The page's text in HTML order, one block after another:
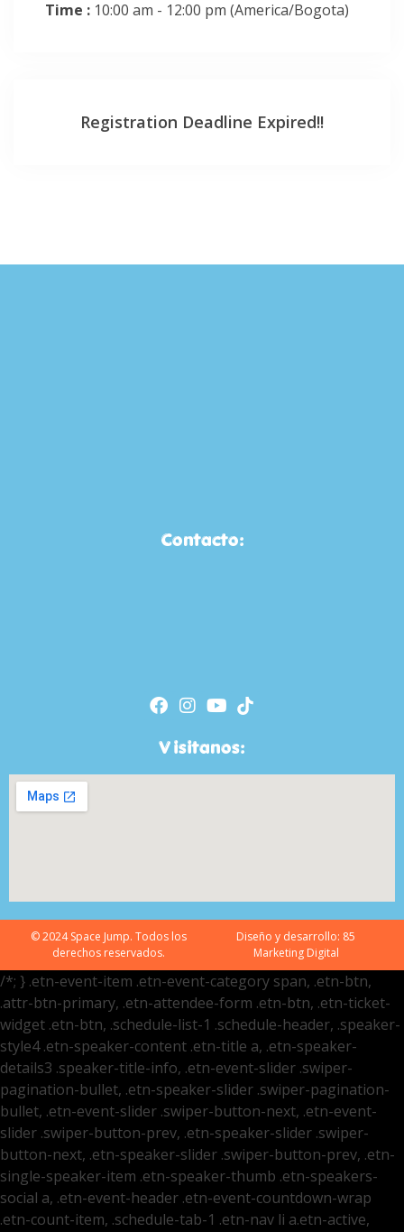
Time : 10:00 am - 12:00 pm (America/Bogota)
Registration Deadline Expired!!
Contacto:
Visitanos:
© 2024 Space Jump. Todos los
derechos reservados.
Diseño y desarrollo: 85
Marketing Digital
/*; } .etn-event-item .etn-event-category span, .etn-btn,
.attr-btn-primary, .etn-attendee-form .etn-btn, .etn-ticket-
widget .etn-btn, .schedule-list-1 .schedule-header, .speaker-
style4 .etn-speaker-content .etn-title a, .etn-speaker-
details3 .speaker-title-info, .etn-event-slider .swiper-
pagination-bullet, .etn-speaker-slider .swiper-pagination-
bullet, .etn-event-slider .swiper-button-next, .etn-event-
slider .swiper-button-prev, .etn-speaker-slider .swiper-
button-next, .etn-speaker-slider .swiper-button-prev, .etn-
single-speaker-item .etn-speaker-thumb .etn-speakers-
social a, .etn-event-header .etn-event-countdown-wrap
.etn-count-item, .schedule-tab-1 .etn-nav li a.etn-active,